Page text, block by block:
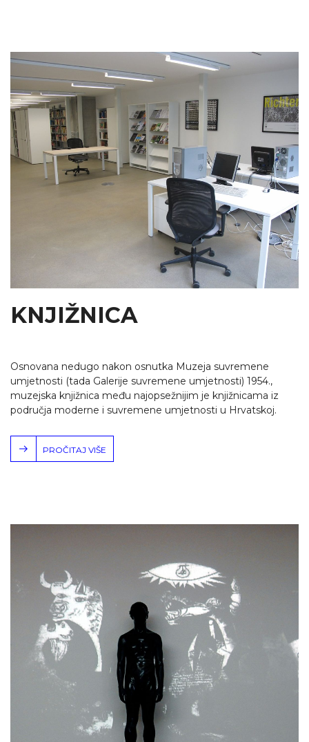
KNJIŽNICA
Osnovana nedugo nakon osnutka Muzeja suvremene
umjetnosti (tada Galerije suvremene umjetnosti) 1954.,
muzejska knjižnica među najopsežnijim je knjižnicama iz
područja moderne i suvremene umjetnosti u Hrvatskoj.
PROČITAJ VIŠE